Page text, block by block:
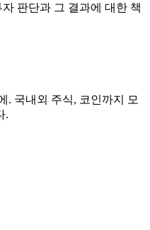
판단과 그 결과에 대한 책
. 국내외 주식, 코인까지 모
.